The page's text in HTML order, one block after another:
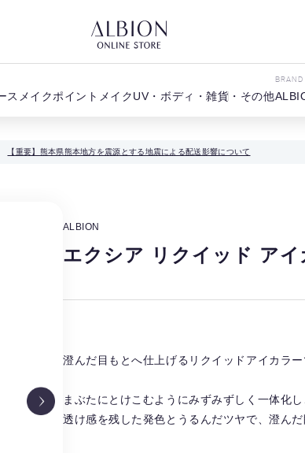
スメイクポイントメイクUV・ボディ・雑貨・その他
BRAND
【重要】熊本県熊本地方を震源とする地震による配送影響について
ALBION
エクシア リクイッド アイ
澄んだ目もとへ仕上げるリクイッドアイカラ
まぶたにとけこむようにみずみずしく一体化
透け感を残した発色とうるんだツヤで、澄ん